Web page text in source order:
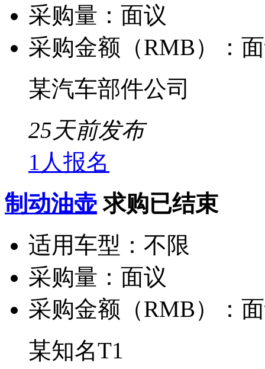
采购量： 面议
采购金额（RMB）：
某汽车部件公司
25天前发布
1人报名
制动油壶 求购已结束
适用车型： 不限
采购量： 面议
采购金额（RMB）：
某知名T1